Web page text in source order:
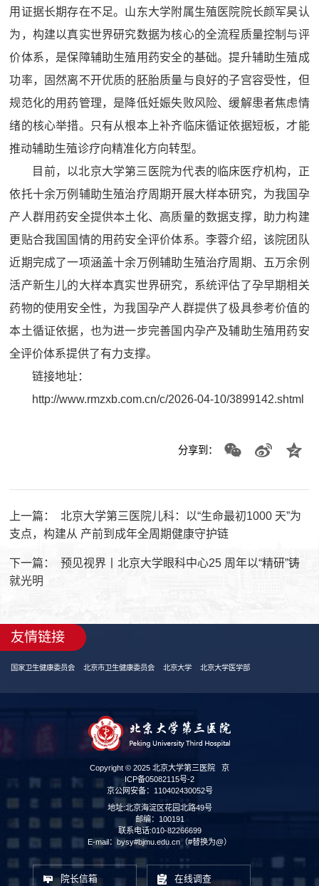
用证据长期存在不足。山东大学附属生殖医院院长颜军昊认
为，构建以真实世界研究数据为核心的全流程质量控制与评
价体系，是保障辅助生殖用药安全的基础。提升辅助生殖成
功率，固然离不开优质的胚胎质量与良好的子宫容受性，但
规范化的用药管理，是降低妊娠失败风险、缓解患者焦虑情
绪的核心举措。只有从根本上补齐临床循证依据短板，才能
推动辅助生殖诊疗向精准化方向转型。
目前，以北京大学第三医院为代表的临床医疗机构，正
依托十余万例辅助生殖治疗周期开展大样本研究，为我国孕
产人群用药安全提供本土化、高质量的数据支撑，助力构建
更贴合我国国情的用药安全评价体系。李蓉介绍，该院团队
近期完成了一项涵盖十余万例辅助生殖治疗周期、五万余例
活产新生儿的大样本真实世界研究，系统评估了孕早期相关
药物的使用安全性，为我国孕产人群提供了极具参考价值的
本土循证依据，也为进一步完善国内孕产及辅助生殖用药安
全评价体系提供了有力支撑。
链接地址：
http://www.rmzxb.com.cn/c/2026-04-10/3899142.shtml
分享到：
上一篇：
北京大学第三医院儿科：以“生命最初1000 天”为
支点，构建从 产前到成年全周期健康守护链
下一篇：
预见视界丨北京大学眼科中心25 周年以“精研”铸
就光明
友情链接
国家卫生健康委员会 北京市卫生健康委员会 北京大学 北京大学医学部
Copyright © 2025 北京大学第三医院 京
ICP备05082115号-2
京公网安备：110402430052号
地址:北京海淀区花园北路49号
邮编：100191
联系电话:010-82266699
E-mail：bysy#bjmu.edu.cn（#替换为@）
院长信箱 在线调查